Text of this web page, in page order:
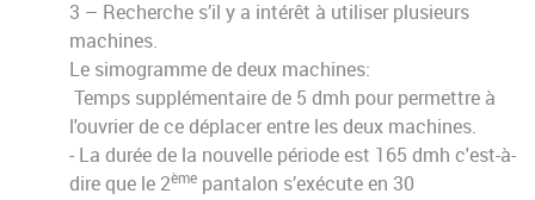
3 – Recherche s’il y a intérêt à utiliser plusieurs
machines.
Le simogramme de deux machines:
Temps supplémentaire de 5 dmh pour permettre à
l'ouvrier de ce déplacer entre les deux machines.
- La durée de la nouvelle période est 165 dmh c'est-à-
dire que le 2ème pantalon s’exécute en 30